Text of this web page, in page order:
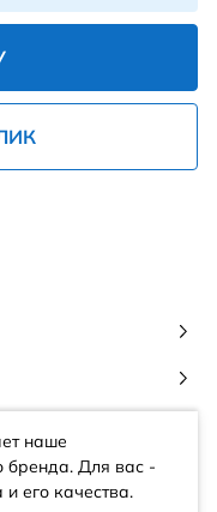
наше
бренда. Для вас -
его качества.